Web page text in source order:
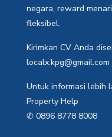
negara, reward
fleksibel.
Kirimkan CV Anda
localx.kpg@gmail.com
Untuk informasi lebih
Property Help
✆ 0896 8778 8008